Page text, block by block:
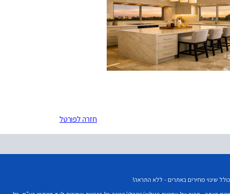
חזרה לפורטל
שינוי מחירים באתרים - ללא התראה!